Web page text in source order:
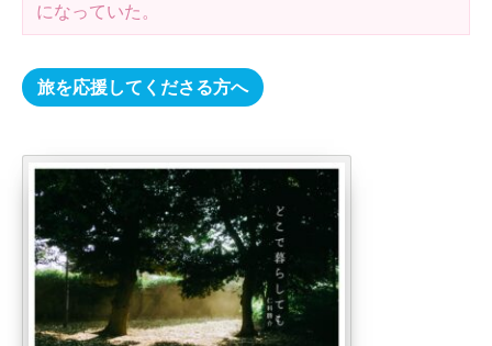
になっていた。
旅を応援してくださる方へ